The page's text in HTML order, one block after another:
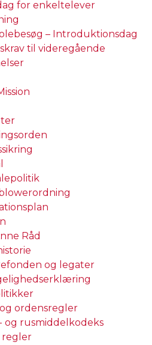
for enkeltelever
– Introduktionsdag
til videregående
Råd
og legater
ordensregler
og rusmiddelkodeks
regler